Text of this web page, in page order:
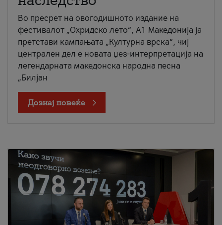
Во пресрет на овогодишното издание на
фестивалот „Охридско лето“, А1 Македонија ја
претстави кампањата „Културна врска“, чиј
централен дел е новата џез-интерпретација на
легендарната македонска народна песна
„Билјан
Дознај повеќе